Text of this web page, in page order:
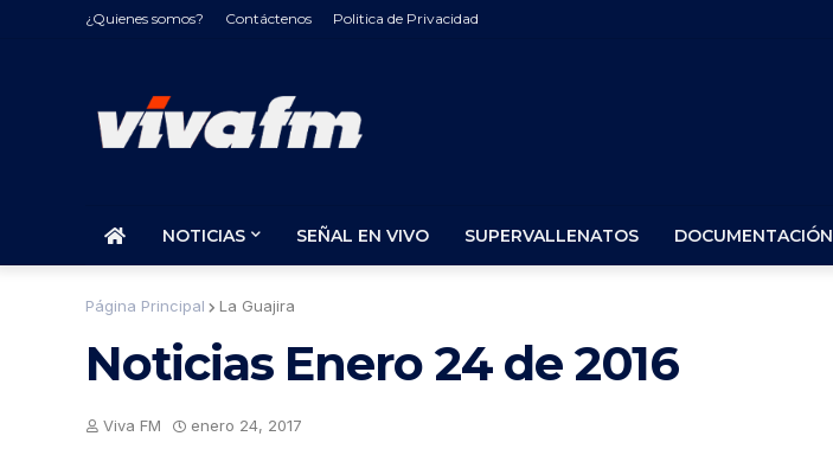
¿Quienes somos? Contáctenos Politica de Privacidad
NOTICIAS SEÑAL EN VIVO SUPERVALLENATOS DOCUMENTACIÓN
Página Principal La Guajira
Noticias Enero 24 de 2016
Viva FM enero 24, 2017